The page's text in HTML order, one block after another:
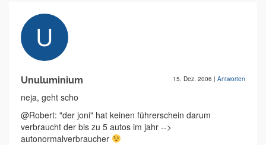
Unuluminium 15. Dez. 2006 | Antworten
neja, geht scho
@Robert: "der joni" hat keinen führerschein darum
verbraucht der bis zu 5 autos im jahr -->
autonormalverbraucher